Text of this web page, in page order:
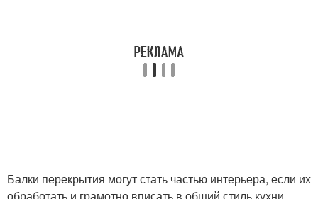
Балки перекрытия могут стать частью интерьера, если их